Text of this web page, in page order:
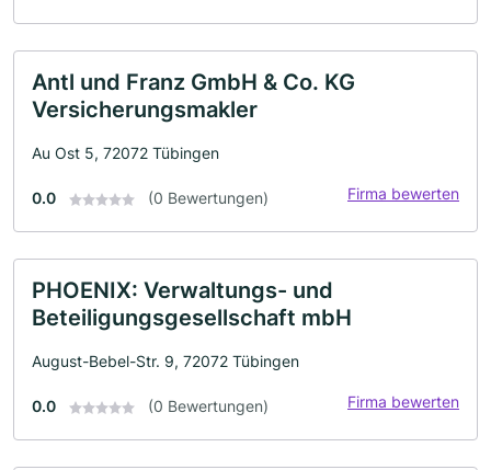
Antl und Franz GmbH & Co. KG
Versicherungsmakler
Au Ost 5, 72072 Tübingen
0.0 (0 Bewertungen) Firma bewerten
PHOENIX: Verwaltungs- und
Beteiligungsgesellschaft mbH
August-Bebel-Str. 9, 72072 Tübingen
0.0 (0 Bewertungen) Firma bewerten